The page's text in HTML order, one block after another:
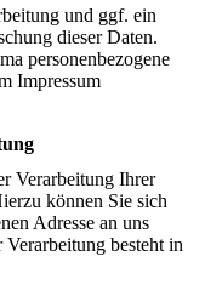
und ggf. ein
dieser Daten.
personenbezogene
Impressum
Verarbeitung Ihrer
können Sie sich
Adresse an uns
besteht in